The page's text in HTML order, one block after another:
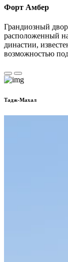
Форт Амбер
Грандиозный
расположенный
династии,
возможностью
Тадж-Махал